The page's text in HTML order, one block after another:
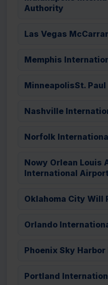
Authority
Las Vegas
Memphis
MinneapolisSt.
Nashville
Norfolk
Nowy Orlean Louis
International
Oklahoma City Will
Orlando
Phoenix Sky
Portland